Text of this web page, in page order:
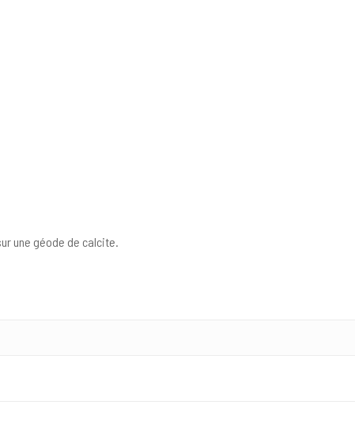
une géode de calcite.